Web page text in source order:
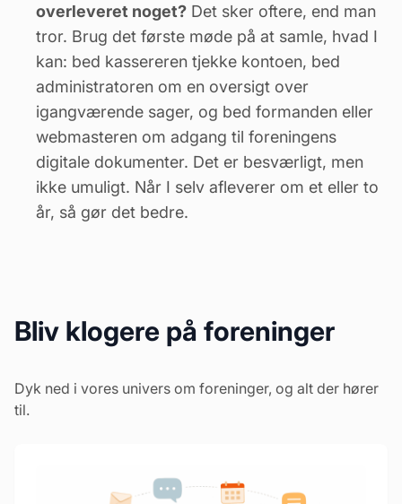
overleveret noget? Det sker oftere, end man
tror. Brug det første møde på at samle, hvad I
kan: bed kassereren tjekke kontoen, bed
administratoren om en oversigt over
igangværende sager, og bed formanden eller
webmasteren om adgang til foreningens
digitale dokumenter. Det er besværligt, men
ikke umuligt. Når I selv afleverer om et eller to
år, så gør det bedre.
Bliv klogere på foreninger
Dyk ned i vores univers om foreninger, og alt der hører
til.